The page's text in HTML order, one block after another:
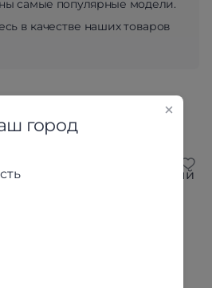
самые популярные модели.
в качестве наших товаров
город